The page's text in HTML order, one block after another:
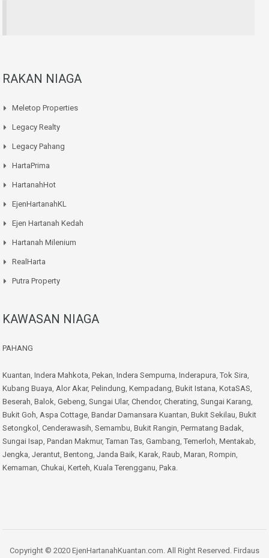
RAKAN NIAGA
Meletop Properties
Legacy Realty
Legacy Pahang
HartaPrima
HartanahHot
EjenHartanahKL
Ejen Hartanah Kedah
Hartanah Milenium
RealHarta
Putra Property
KAWASAN NIAGA
PAHANG
Kuantan, Indera Mahkota, Pekan, Indera Sempurna, Inderapura, Tok Sira,
Kubang Buaya, Alor Akar, Pelindung, Kempadang, Bukit Istana, KotaSAS,
Beserah, Balok, Gebeng, Sungai Ular, Chendor, Cherating, Sungai Karang,
Bukit Goh, Aspa Cottage, Bandar Damansara Kuantan, Bukit Sekilau, Bukit
Setongkol , Cenderawasih, Semambu, Bukit Rangin, Permatang Badak,
Sungai Isap, Pandan Makmur, Taman Tas, Gambang, Temerloh, Mentakab,
Jengka, Jerantut, Bentong, Janda Baik, Karak, Raub, Maran, Rompin,
Kemaman, Chukai, Kerteh, Kuala Terengganu, Paka.
Copyright © 2020 EjenHartanahKuantan.com. All Right Reserved. Firdaus